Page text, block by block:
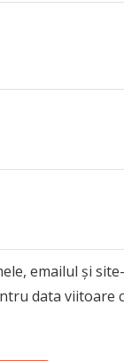
emailul și
data viitoare